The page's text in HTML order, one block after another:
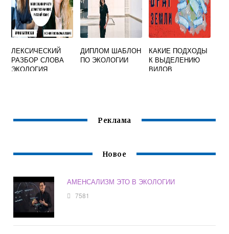
ЛЕКСИЧЕСКИЙ
РАЗБОР СЛОВА
ЭКОЛОГИЯ
ДИПЛОМ ШАБЛОН
ПО ЭКОЛОГИИ
КАКИЕ ПОДХОДЫ
К ВЫДЕЛЕНИЮ
ВИДОВ
КРАТКО
Реклама
Новое
АМЕНСАЛИЗМ ЭТО В ЭКОЛОГИИ
7581